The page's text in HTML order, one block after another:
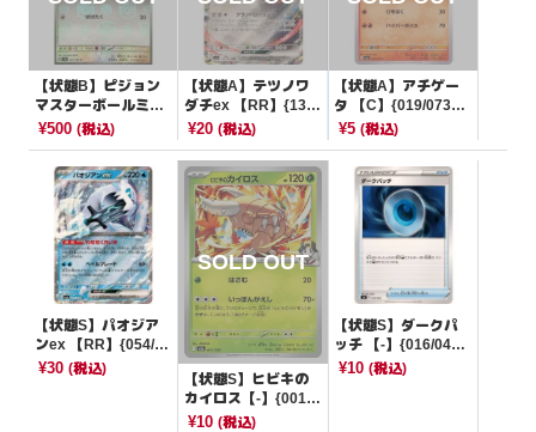
【状態B】ピジョン
マスターボールミラ
ー【C】{017/165}[S
¥500 (税込)
【状態A】テツノワ
ダチex 【RR】{132/
190}[SV4a]
¥20(税込)
【状態A】アチゲー
タ 【C】{019/073}
[SV1a]
¥5 (税込)
【状態S】パオジア
ンex 【RR】{054/19
0}[SV4a]
¥30 (税込)
【状態S】ヒビキの
カイロス【-】{001/1
93}[M2a]
¥10(税込)
【状態S】ダークパ
ッチ 【-】{016/044}
[SVK]
¥10 (税込)